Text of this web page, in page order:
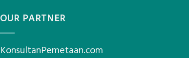
OUR PARTNER
KonsultanPemetaan.com